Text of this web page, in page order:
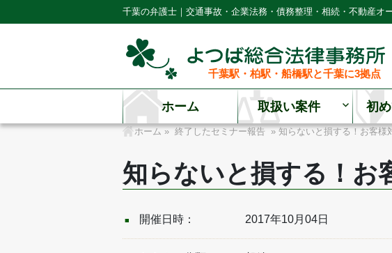
千葉の弁護士｜交通事故・企業法務・債務整理・相続・不動産オ
千葉駅・柏駅・船橋駅と千葉に3拠点
ホーム 取扱い案件 初
ホーム » 終了したセミナー報告 » 知らないと損する！お客様
知らないと損する！お
開催日時： 2017年10月04日